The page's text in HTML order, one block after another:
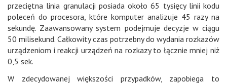
przeciętna linia granulacji posiada około 65 tysięcy linii kodu
poleceń do procesora, które komputer analizuje 45 razy na
sekundę. Zaawansowany system podejmuje decyzje w ciągu
50 milisekund. Całkowity czas potrzebny do wydania rozkazów
urządzeniom i reakcji urządzeń na rozkazy to łącznie mniej niż
0,5 sek.
W zdecydowanej większości przypadków, zapobiega to